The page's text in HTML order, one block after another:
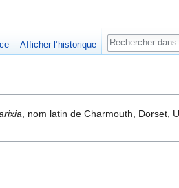
, nom latin de Charmouth, Dorset,
Afficher l’historique